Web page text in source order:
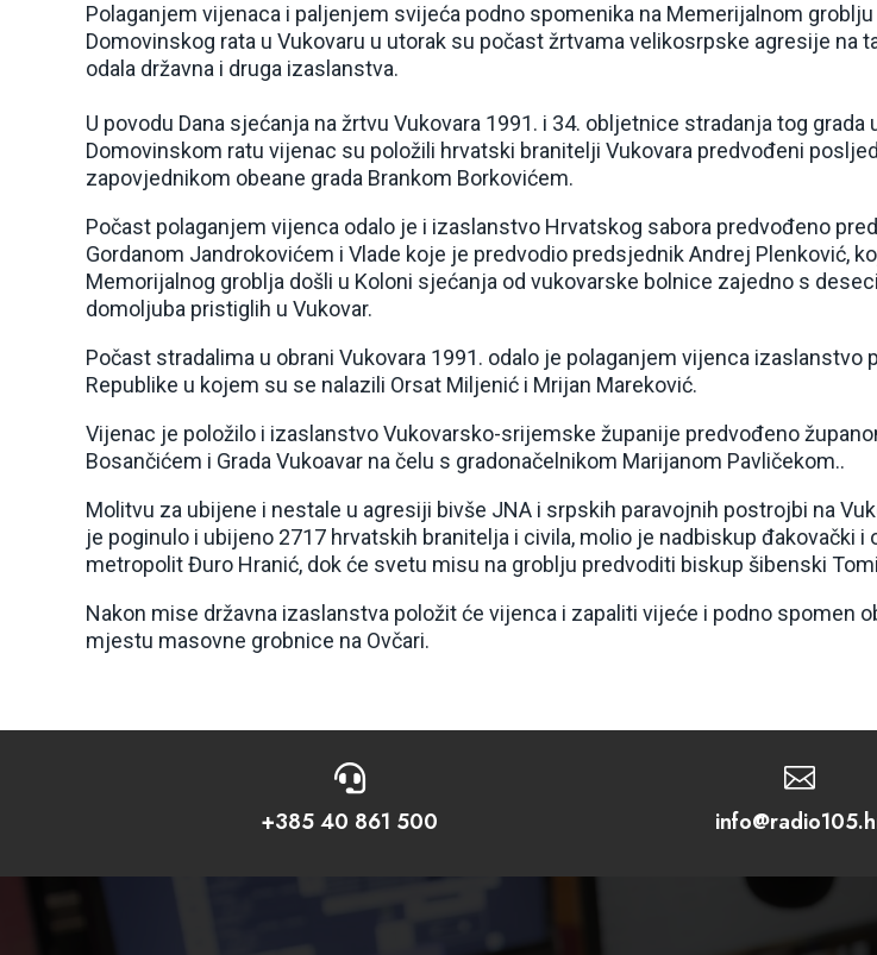
Polaganjem vijenaca i paljenjem svijeća podno spomenika na Memerijalnom groblju
Domovinskog rata u Vukovaru u utorak su počast žrtvama velikosrpske agresije na
odala državna i druga izaslanstva.
U povodu Dana sjećanja na žrtvu Vukovara 1991. i 34. obljetnice stradanja tog grada
Domovinskom ratu vijenac su položili hrvatski branitelji Vukovara predvođeni
zapovjednikom obeane grada Brankom Borkovićem.
Počast polaganjem vijenca odalo je i izaslanstvo Hrvatskog sabora predvođeno
Gordanom Jandrokovićem i Vlade koje je predvodio predsjednik Andrej Plenković,
Memorijalnog groblja došli u Koloni sjećanja od vukovarske bolnice zajedno s
domoljuba pristiglih u Vukovar.
Počast stradalima u obrani Vukovara 1991. odalo je polaganjem vijenca izaslanstvo
Republike u kojem su se nalazili Orsat Miljenić i Mrijan Mareković.
Vijenac je položilo i izaslanstvo Vukovarsko-srijemske županije predvođeno
Bosančićem i Grada Vukoavar na čelu s gradonačelnikom Marijanom Pavličekom..
Molitvu za ubijene i nestale u agresiji bivše JNA i srpskih paravojnih postrojbi na
je poginulo i ubijeno 2717 hrvatskih branitelja i civila, molio je nadbiskup đakovački i
metropolit Đuro Hranić, dok će svetu misu na groblju predvoditi biskup šibenski
Nakon mise državna izaslanstva položit će vijenca i zapaliti vijeće i podno spomen
mjestu masovne grobnice na Ovčari.

+385 40 861 500
